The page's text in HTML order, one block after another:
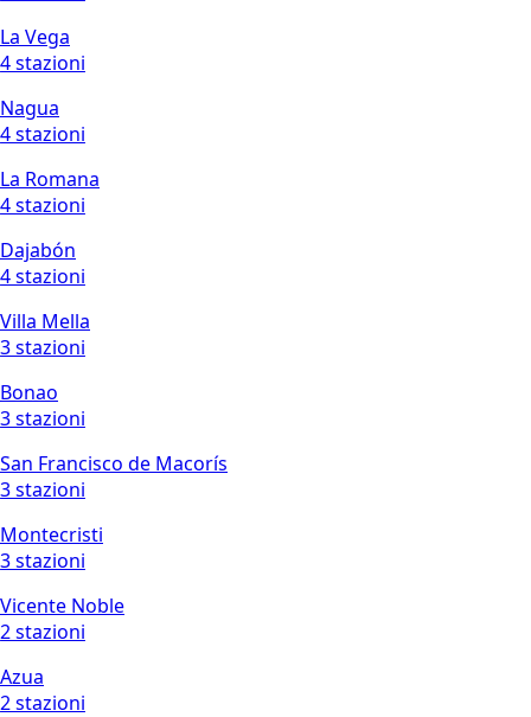
La Vega
4 stazioni
Nagua
4 stazioni
La Romana
4 stazioni
Dajabón
4 stazioni
Villa Mella
3 stazioni
Bonao
3 stazioni
San Francisco de Macorís
3 stazioni
Montecristi
3 stazioni
Vicente Noble
2 stazioni
Azua
2 stazioni